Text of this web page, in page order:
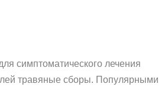
симптоматического лечения
травяные сборы. Популярными